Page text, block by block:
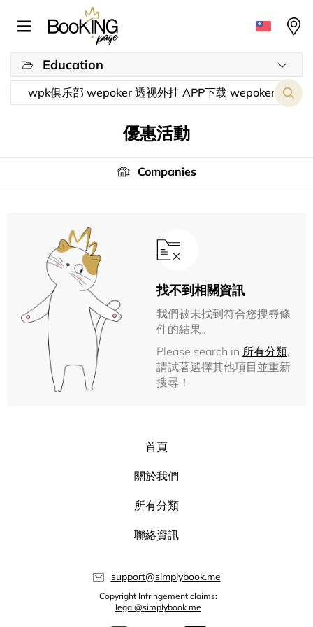
Education
優惠活動
Companies
找不到相關資訊
我們被未找到符合您搜尋條
件的結果。
Please search in 所有分類,
請試著選擇其他項目並重新
搜尋！
首頁
關於我們
所有分類
聯絡資訊
support@simplybook.me
Copyright Infringement claims:
legal@simplybook.me